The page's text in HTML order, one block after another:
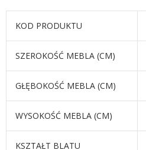
KOD PRODUKTU
SZEROKOŚĆ MEBLA (CM)
GŁĘBOKOŚĆ MEBLA (CM)
WYSOKOŚĆ MEBLA (CM)
KSZTAŁT BLATU